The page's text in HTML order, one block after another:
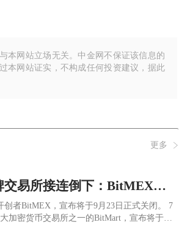
本网站立场无关。中金网不保证该信息的
本网站证实，不构成任何投资建议，据此
更多
深熊之下，老牌交易所接连倒下：BitMEX与BitMart关停背后的风险警示
创者BitMEX，宣布将于9月23日正式关闭。 7
加密货币交易所之一的BitMart，宣布将于